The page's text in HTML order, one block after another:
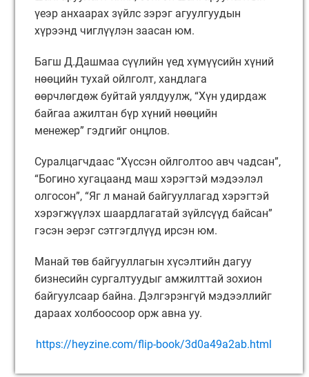
үеэр анхаарах зүйлс зэрэг агуулгуудын
хүрээнд чиглүүлэн заасан юм.
Багш Д.Дашмаа сүүлийн үед хүмүүсийн хүний
нөөцийн тухай ойлголт, хандлага
өөрчлөгдөж буйтай уялдуулж, “Хүн удирдаж
байгаа ажилтан бүр хүний нөөцийн
менежер” гэдгийг онцлов.
Суралцагчдаас “Хүссэн ойлголтоо авч чадсан”,
“Богино хугацаанд маш хэрэгтэй мэдээлэл
олгосон”, “Яг л манай байгууллагад хэрэгтэй
хэрэгжүүлэх шаардлагатай зүйлсүүд байсан”
гэсэн эерэг сэтгэгдлүүд ирсэн юм.
Манай төв байгууллагын хүсэлтийн дагуу
бизнесийн сургалтуудыг амжилттай зохион
байгуулсаар байна. Дэлгэрэнгүй мэдээллийг
дараах холбоосоор орж авна уу.
https://heyzine.com/flip-book/3d0a49a2ab.html